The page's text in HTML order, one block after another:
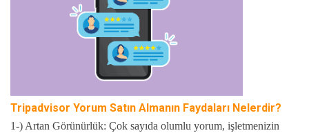
Tripadvisor Yorum Satın Almanın Faydaları Nelerdir?
1-) Artan Görünürlük: Çok sayıda olumlu yorum, işletmenizin